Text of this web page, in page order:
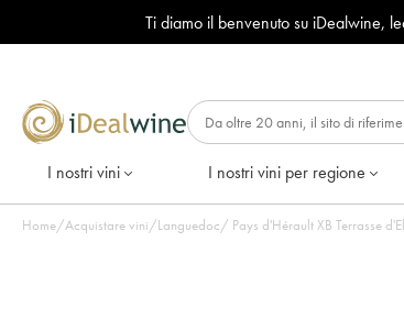
Ti diamo il benvenuto su iDealwine,
I nostri vini I nostri vini per regione
Home/Acquistare vini/Languedoc/